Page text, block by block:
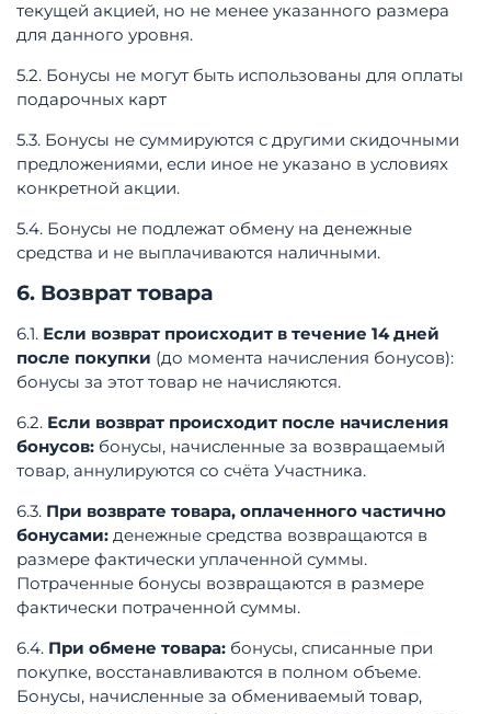
текущей акцией, но не менее указанного размера
для данного уровня.
5.2. Бонусы не могут быть использованы для оплаты
подарочных карт
5.3. Бонусы не суммируются с другими скидочными
предложениями, если иное не указано в условиях
конкретной акции.
5.4. Бонусы не подлежат обмену на денежные
средства и не выплачиваются наличными.
6. Возврат товара
6.1. Если возврат происходит в течение 14 дней
после покупки (до момента начисления бонусов):
бонусы за этот товар не начисляются.
6.2. Если возврат происходит после начисления
бонусов: бонусы, начисленные за возвращаемый
товар, аннулируются со счёта Участника.
6.3. При возврате товара, оплаченного частично
бонусами: денежные средства возвращаются в
размере фактически уплаченной суммы.
Потраченные бонусы возвращаются в размере
фактически потраченной суммы.
6.4. При обмене товара: бонусы, списанные при
покупке, восстанавливаются в полном объеме.
Бонусы, начисленные за обмениваемый товар,